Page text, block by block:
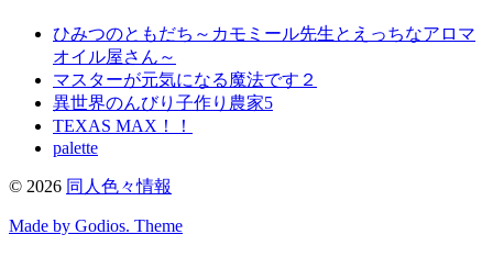
ひみつのともだち～カモミール先生とえっちなアロマ
オイル屋さん～
マスターが元気になる魔法です２
異世界のんびり子作り農家5
TEXAS MAX！！
palette
© 2026 同人色々情報
Made by Godios. Theme